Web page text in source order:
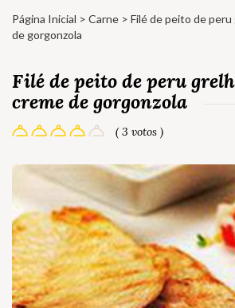
Página Inicial > Carne > Filé de peito de
de gorgonzola
Filé de peito de peru
creme de gorgonzola
( 3 votos )